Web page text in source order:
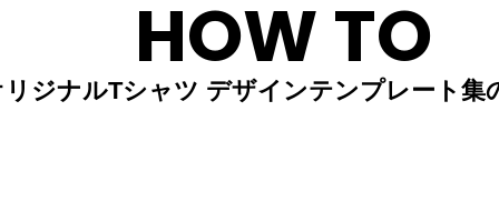
HOW TO
リジナルTシャツ デザインテンプレート集